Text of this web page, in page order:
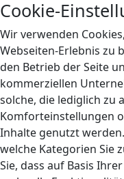
Cookie-
Wir verwenden
Webseiten-Erlebnis zu
den Betrieb der Seite
kommerziellen
solche, die lediglich zu
Komforteinstellungen
Inhalte genutzt
welche Kategorien Sie
Sie, dass auf Basis